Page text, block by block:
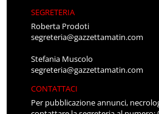
SEGRETERIA
Roberta Prodoti
segreteria@gazzettamatin.com
Stefania Muscolo
segreteria@gazzettamatin.com
CONTATTACI
Per pubblicazione annunci,